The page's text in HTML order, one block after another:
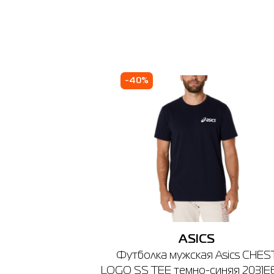
Киев
г. Киев,
График
-40%
ASICS
Футболка мужская Asics CHEST
LOGO SS TEE темно-синяя